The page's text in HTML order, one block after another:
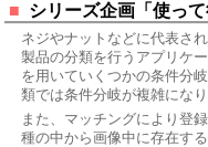
■ シリーズ企画「使っ
ネジやナットなどに代表さ
製品の分類を行うアプリケ
を用いていくつかの条件分
類では条件分岐が複雑にな
また、マッチングにより登
種の中から画像中に存在す